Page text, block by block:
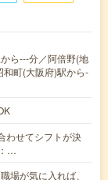
ら---分／阿倍野(地
町(大阪府)駅から-
わせてシフトが決
…
が気に入れば、